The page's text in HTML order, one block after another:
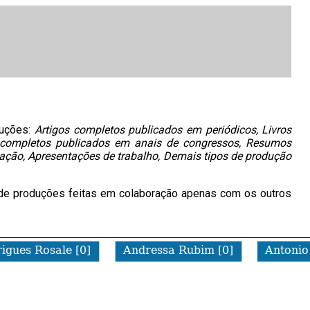
Artigos completos publicados em periódicos, Livros
publicados em anais de congressos, Resumos
Apresentações de trabalho, Demais tipos de produção
produções feitas em colaboração apenas com os outros